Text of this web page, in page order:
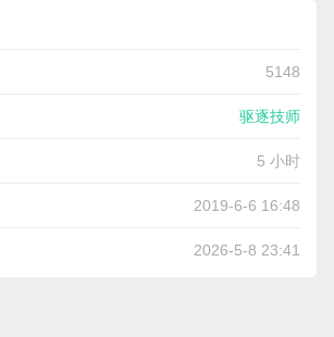
5148
驱逐技师
5 小时
2019-6-6 16:48
2026-5-8 23:41